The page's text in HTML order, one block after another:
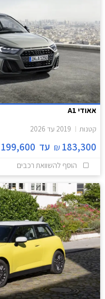
אאודי A1
קטנות 2019 עד 2026
183,300
₪ עד 199,600
הוסף להשוואת רכבים